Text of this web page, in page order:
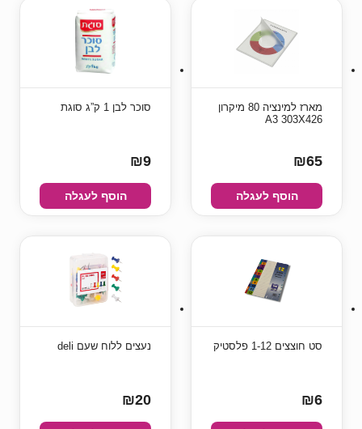
מארז למינציה 80 מיקרון
A3 303X426
₪65
הוסף לעגלה
סוכר לבן 1 ק”ג סוגת
₪9
הוסף לעגלה
סט חוצצים 1-12 פלסטיק
₪6
נעצים ללוח שעם deli
₪20